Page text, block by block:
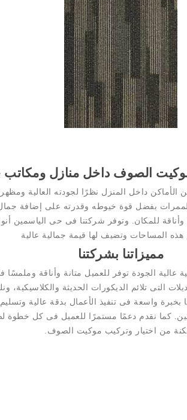
الصوف داخل منازل ومكاتب
داخل المنزل نظرًا لجودته العالية
بفضل قوة خيوطه وقدرته على إضافة
للمكان. وتوفر شركتنا فى حى الياسمين
هذه المساحات وتضيف لها قيمة جمالية عالية
مميزاتنا بشركتنا
عالية الجودة توفر للعميل متانة وأناقة وملمسًا
التى تلائم الديكورات الحديثة والكلاسيكية،
بخبرة واسعة فى تنفيذ الأعمال بدقة عالية
كما نقدم دعمًا مستمرًا للعميل فى كل
من اختيار وتركيب موكيت الصوف.